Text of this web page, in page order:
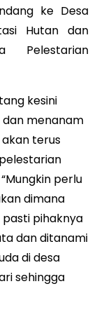
ke Desa
Hutan dan
Pelestarian
kesini
menanam
akan terus
perlu
dimana
pasti pihaknya
dan ditanami
di desa
sehingga